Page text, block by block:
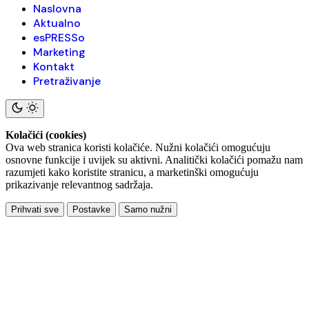
Naslovna
Aktualno
esPRESSo
Marketing
Kontakt
Pretraživanje
Kolačići (cookies)
Ova web stranica koristi kolačiće. Nužni kolačići omogućuju
osnovne funkcije i uvijek su aktivni. Analitički kolačići pomažu nam
razumjeti kako koristite stranicu, a marketinški omogućuju
prikazivanje relevantnog sadržaja.
Prihvati sve Postavke Samo nužni